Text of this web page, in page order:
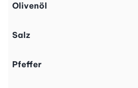
Olivenöl
Salz
Pfeffer